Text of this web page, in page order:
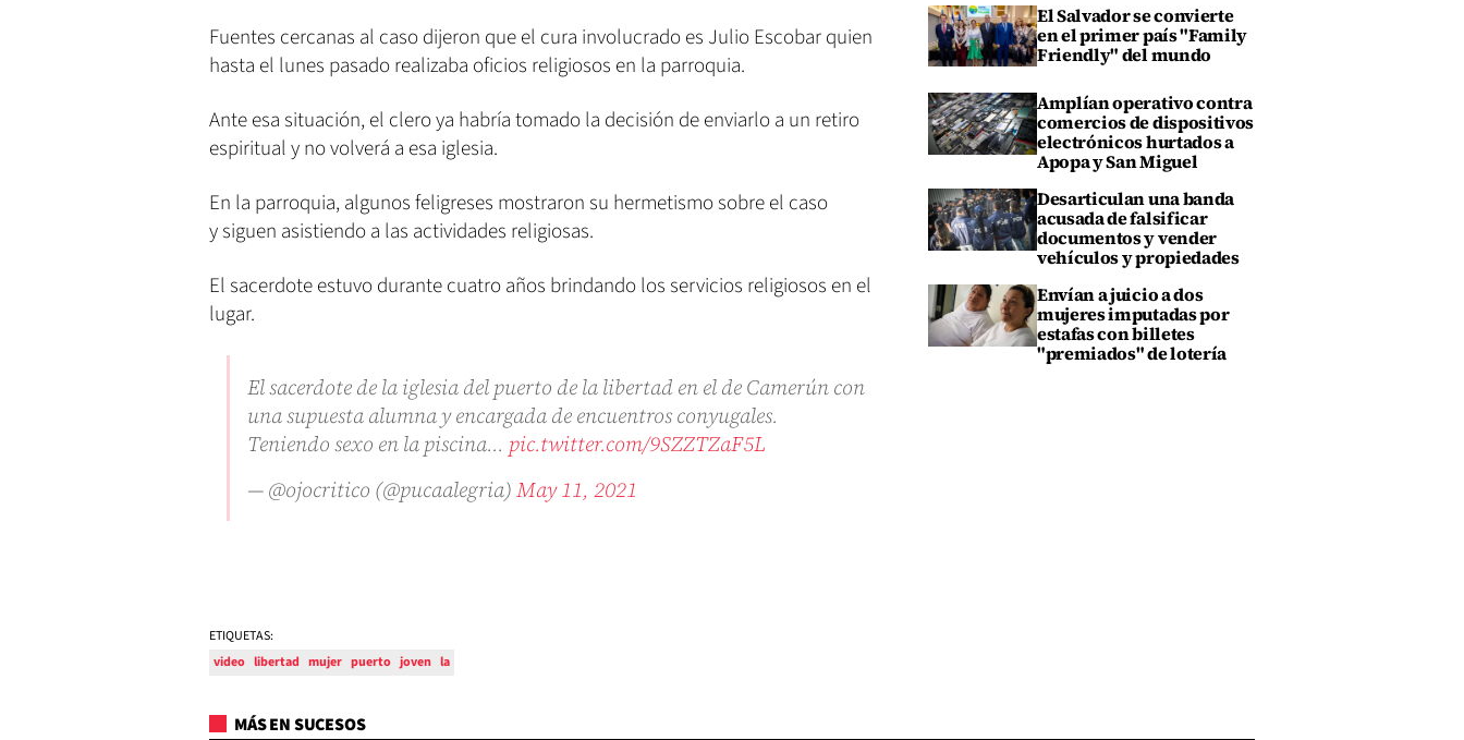
Fuentes cercanas al caso dijeron que el cura involucrado es Julio Escobar quien
hasta el lunes pasado realizaba oficios religiosos en la parroquia.
Ante esa situación, el clero ya habría tomado la decisión de enviarlo a un retiro
espiritual y no volverá a esa iglesia.
En la parroquia, algunos feligreses mostraron su hermetismo sobre el caso
y siguen asistiendo a las actividades religiosas.
El sacerdote estuvo durante cuatro años brindando los servicios religiosos en el
lugar.
El sacerdote de la iglesia del puerto de la libertad en el de Camerún con
una supuesta alumna y encargada de encuentros conyugales.
Teniendo sexo en la piscina... pic.twitter.com/9SZZTZaF5L
— @ojocritico (@pucaalegria)May 11, 2021
ETIQUETAS:
video libertad mujer puerto joven la
El Salvador se convierte
en el primer país "Family
Friendly" del mundo
Amplían operativo contra
comercios de dispositivos
electrónicos hurtados a
Apopa y San Miguel
Desarticulan una banda
acusada de falsificar
documentos y vender
vehículos y propiedades
Envían a juicio a dos
mujeres imputadas por
estafas con billetes
"premiados" de lotería
MÁS EN SUCESOS